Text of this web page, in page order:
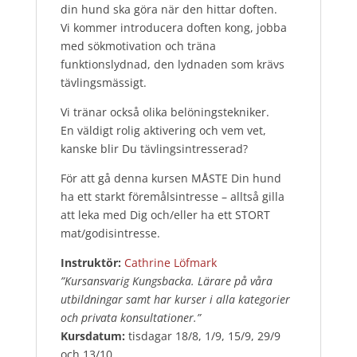
din hund ska göra när den hittar doften.
Vi kommer introducera doften kong, jobba
med sökmotivation och träna
funktionslydnad, den lydnaden som krävs
tävlingsmässigt.
Vi tränar också olika belöningstekniker.
En väldigt rolig aktivering och vem vet,
kanske blir Du tävlingsintresserad?
För att gå denna kursen MÅSTE Din hund
ha ett starkt föremålsintresse – alltså gilla
att leka med Dig och/eller ha ett STORT
mat/godisintresse.
Instruktör: Cathrine Löfmark
”Kursansvarig Kungsbacka. Lärare på våra
utbildningar samt har kurser i alla kategorier
och privata konsultationer.”
Kursdatum: tisdagar 18/8, 1/9, 15/9, 29/9
och 13/10